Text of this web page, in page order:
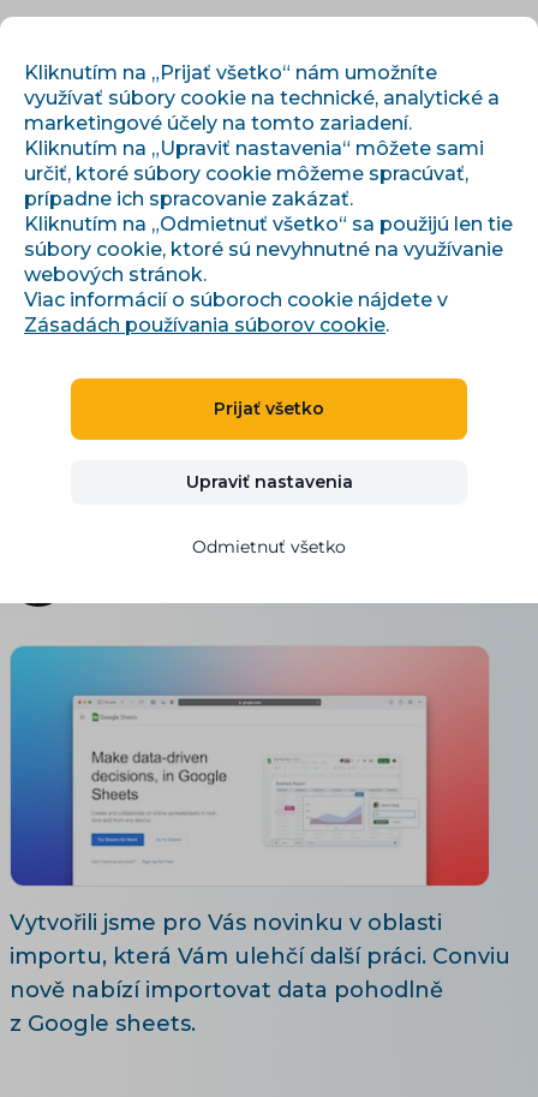
Úvod ›Články a informácie›
Novinka: Import dat načtením dat z Google sheets
Novinka: Import dat
načtením dat z Google
Vytvořili jsme pro Vás novinku v oblasti
importu, která Vám ulehčí další práci. Conviu
nově nabízí importovat data pohodlně
z Google sheets.
Kliknutím na „Prijať všetko“ nám umožníte
využívať súbory cookie na technické, analytické a
marketingové účely na tomto zariadení.
Kliknutím na „Upraviť nastavenia“ môžete sami
určiť, ktoré súbory cookie môžeme spracúvať,
prípadne ich spracovanie zakázať.
Kliknutím na „Odmietnuť všetko“ sa použijú len tie
súbory cookie, ktoré sú nevyhnutné na využívanie
webových stránok.
Viac informácií o súboroch cookie nájdete v
Zásadách používania súborov cookie.
Prijať všetko
Upraviť nastavenia
Odmietnuť všetko